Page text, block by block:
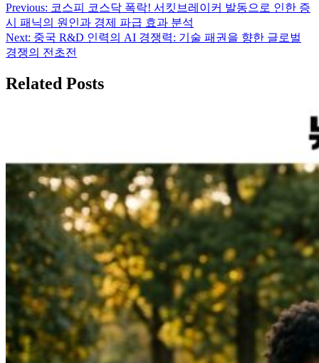
글
탐
색
Previous: 코스피 코스닥 폭락! 서킷브레이커 발동으로 인한 증
시 패닉의 원인과 경제 파급 효과 분석
Next: 중국 R&D 인력의 AI 경쟁력: 기술 패권을 향한 글로벌
경쟁의 전초전
Related Posts